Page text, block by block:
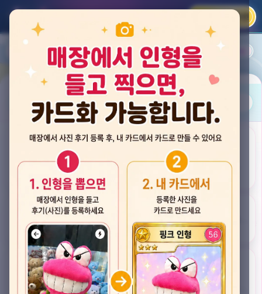
카카오 로그인
평점순 내 주변 즐겨찾기
뽑스 천안 불당점
★★★★☆ 4.2 후기 33
게임플렉스 불당동점
★★★☆☆ 2.5 후기 4
뽑기랜드